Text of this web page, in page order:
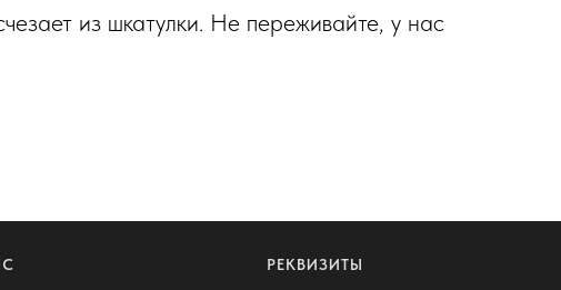
из шкатулки. Не переживайте, у нас
РЕКВИЗИТЫ